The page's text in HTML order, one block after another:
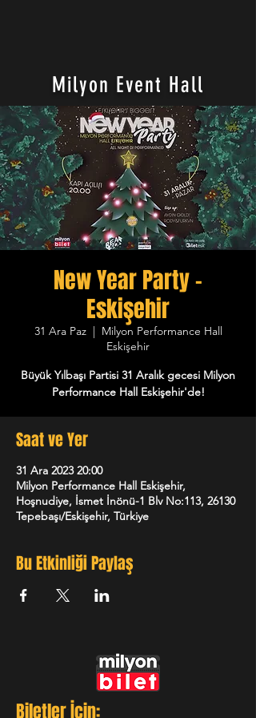
Milyon Event Hall
New Year Party -
Eskişehir
31 Ara Paz
  |
Milyon Performance Hall
Eskişehir
Büyük Yılbaşı Partisi 31 Aralık gecesi Milyon
Performance Hall Eskişehir'de!
Saat ve Yer
31 Ara 2023 20:00
Milyon Performance Hall Eskişehir,
Hoşnudiye, İsmet İnönü-1 Blv No:113, 26130
Tepebaşı/Eskişehir, Türkiye
Bu Etkinliği Paylaş
Biletler İçin: